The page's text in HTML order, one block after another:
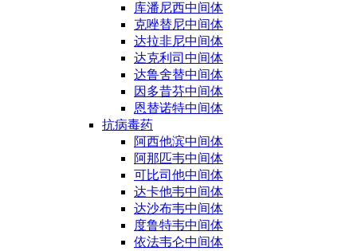
库潘尼西中间体
克唑替尼中间体
达拉非尼中间体
达克利司中间体
达鲁舍替中间体
因多昔芬中间体
恩替诺特中间体
抗病毒药
阿西他滨中间体
阿那匹韦中间体
可比司他中间体
达卡他韦中间体
达沙布韦中间体
度鲁特韦中间体
依法韦仑中间体